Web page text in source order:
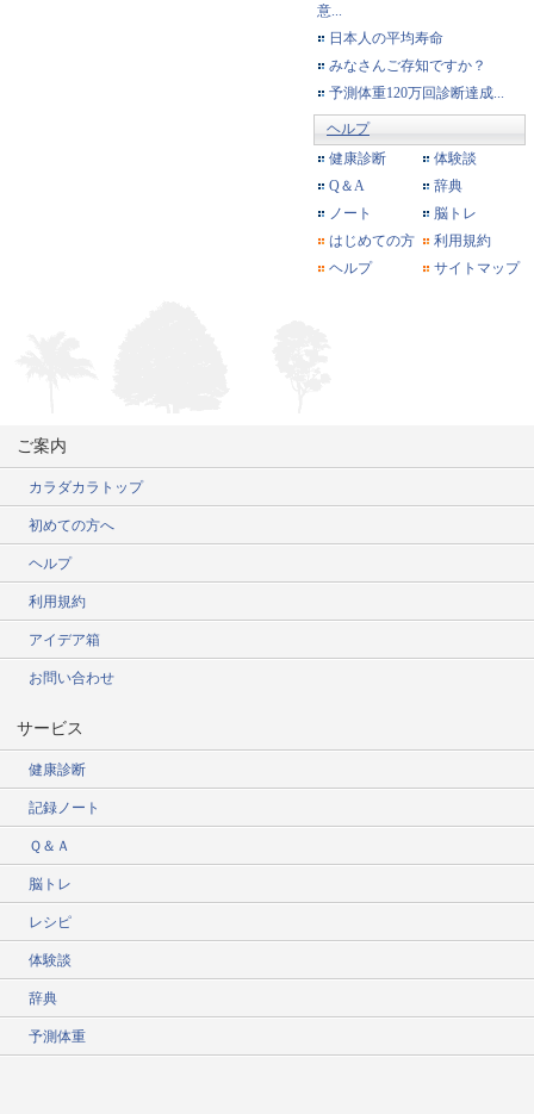
意...
日本人の平均寿命
みなさんご存知ですか？
予測体重120万回診断達成...
ヘルプ
健康診断
体験談
Q＆A
辞典
ノート
脳トレ
はじめての方
利用規約
ヘルプ
サイトマップ
ご案内
カラダカラトップ
初めての方へ
ヘルプ
利用規約
アイデア箱
お問い合わせ
サービス
健康診断
記録ノート
Ｑ＆Ａ
脳トレ
レシピ
体験談
辞典
予測体重